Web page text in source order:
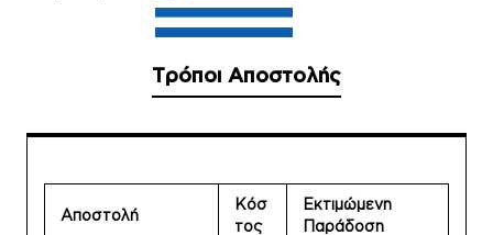
Τρόποι Αποστολής
Αποστολή
Κόσ
τος
Εκτιμώμενη
Παράδοση